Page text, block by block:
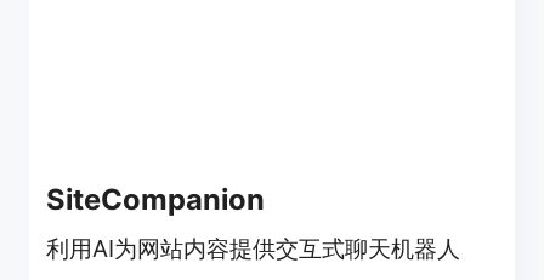
SiteCompanion
利用AI为网站内容提供交互式聊天机器人